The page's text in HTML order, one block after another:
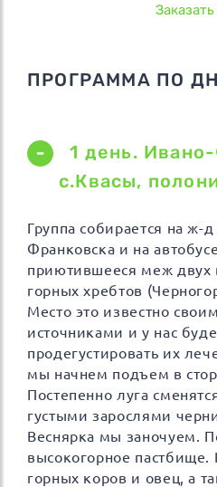
ПРОГРАММА ПО
1 день.
с.Квасы,
Группа собирается на ж-
Франковска и на
приютившееся меж двух
горных хребтов
Место это известно
источниками и у нас
продегустировать их
мы начнем подъем в
Постепенно луга
густыми зарослями
Веснярка мы заночуем.
высокогорное пастбище.
горных коров и овец, а